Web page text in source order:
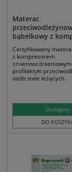
Materac
bąbelkowy z
Certyfikowany
z kompresorem
profilaktyki
osób stale leżących.
Dostępny
DO